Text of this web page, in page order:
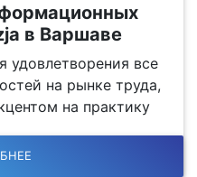
в Варшаве
удовлетворения все
на рынке труда,
на практику